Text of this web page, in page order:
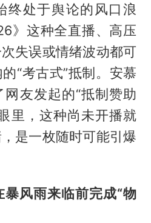
终处于舆论的风口浪
》这种全直播、高压
失误或情绪波动都可
“考古式”抵制。安慕
友发起的“抵制赞助
里，这种尚未开播就
是一枚随时可能引爆
风雨来临前完成“物